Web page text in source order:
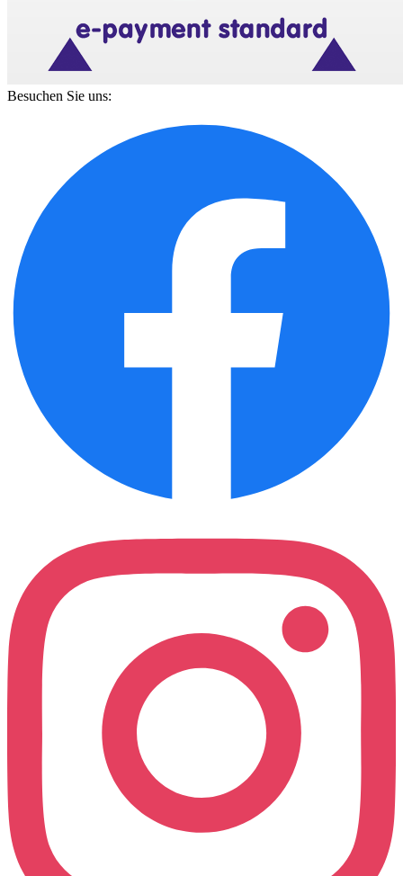
Besuchen Sie uns: